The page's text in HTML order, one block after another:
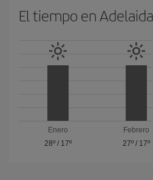
El tiempo en Adelaida
Enero
28º/ 17º
Febrero
27º/ 17º